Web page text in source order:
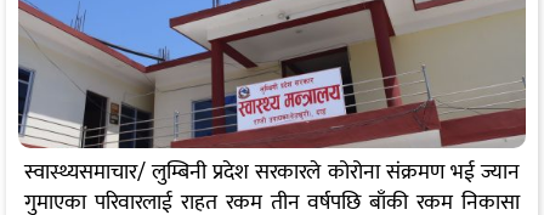
स्वास्थ्यसमाचार/ लुम्बिनी प्रदेश सरकारले कोरोना संक्रमण भई ज्यान
गुमाएका परिवारलाई राहत रकम तीन वर्षपछि बाँकी रकम निकासा